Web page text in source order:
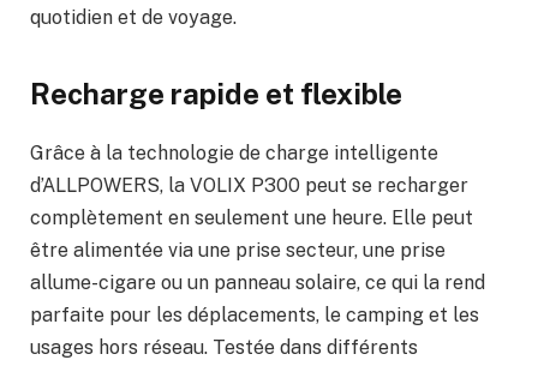
quotidien et de voyage.
Recharge rapide et flexible
Grâce à la technologie de charge intelligente
d’ALLPOWERS, la VOLIX P300 peut se recharger
complètement en seulement une heure. Elle peut
être alimentée via une prise secteur, une prise
allume-cigare ou un panneau solaire, ce qui la rend
parfaite pour les déplacements, le camping et les
usages hors réseau. Testée dans différents